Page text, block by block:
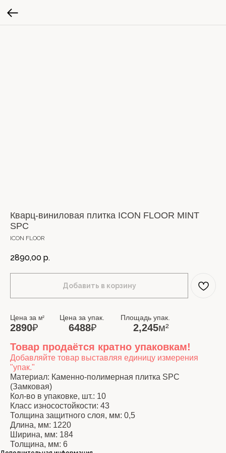
Кварц-виниловая плитка ICON FLOOR MINT
SPC
ICON FLOOR
2890,00 р.
Добавить в корзину
Цена за м² Цена за упак. Площадь упак.
2890₽ 6488₽ 2,245м²
Товар продаётся кратно упаковкам!
Добавляйте товар выставляя единицу измерения
"упак."
Материал: Каменно-полимерная плитка SPC
(Замковая)
Кол-во в упаковке, шт.: 10
Класс износостойкости: 43
Толщина защитного слоя, мм: 0,5
Длина, мм: 1220
Ширина, мм: 184
Толщина, мм: 6